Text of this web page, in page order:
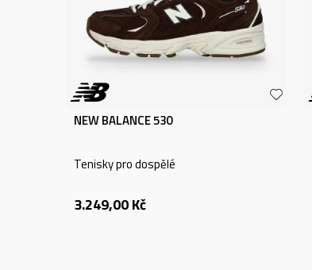
NEW BALANCE 530
Tenisky pro dospělé
3.249,00Kč